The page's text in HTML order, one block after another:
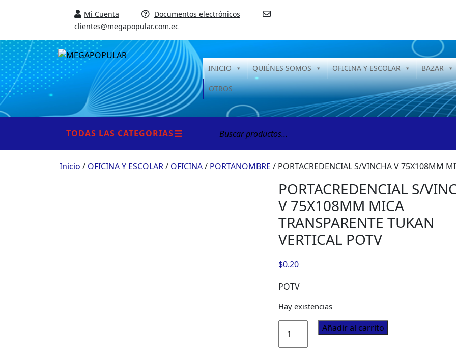
Mi Cuenta
Documentos electrónicos
clientes@megapopular.com.ec
INICIO QUIÉNES SOMOS OFICINA Y ESCOLAR BAZAR
OTROS
TODAS LAS CATEGORIAS
por:
Inicio / OFICINA Y ESCOLAR/ OFICINA/ PORTANOMBRE / PORTACREDENCIAL S/VINCHA V 75X108MM
PORTACREDENCIAL S/
V 75X108MM MICA
TRANSPARENTE TUKAN
VERTICAL POTV
$0.20
POTV
Hay existencias
PORTACREDENCIAL
S/VINCHA
V
Añadir al carrito